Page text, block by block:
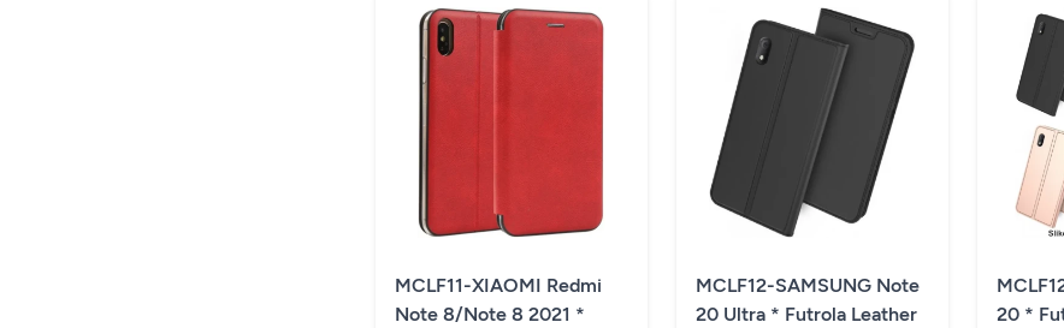
MCLF11-XIAOMI Redmi
Note 8/Note 8 2021 *
MCLF12-SAMSUNG Note
20 Ultra * Futrola Leather
20 *